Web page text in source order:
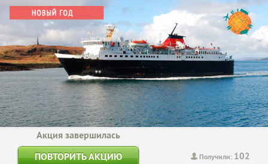
Получили: 102
Акция завершилась
ПОВТОРИТЬ АКЦИЮ